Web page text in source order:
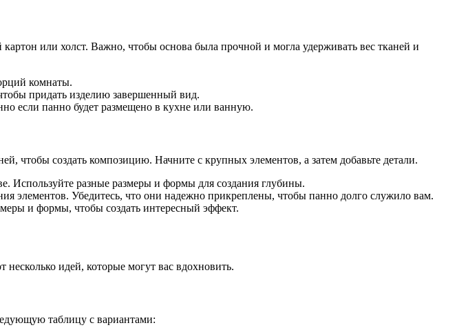
или холст. Важно, чтобы основа была прочной и могла удерживать вес тканей и
комнаты.
придать изделию завершенный вид.
если панно будет размещено в кухне или ванную.
чтобы создать композицию. Начните с крупных элементов, а затем добавьте детали.
Используйте разные размеры и формы для создания глубины.
элементов. Убедитесь, что они надежно прикреплены, чтобы панно долго служило вам.
и формы, чтобы создать интересный эффект.
идей, которые могут вас вдохновить.
таблицу с вариантами: